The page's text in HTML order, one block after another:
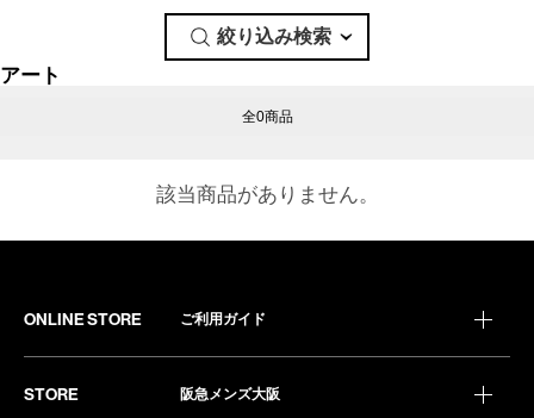
絞り込み検索
アート
全0商品
該当商品がありません。
ONLINE STORE ご利用ガイド
STORE 阪急メンズ大阪